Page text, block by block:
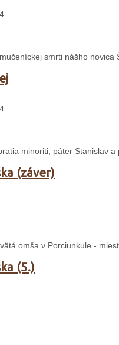
smrti nášho
minoriti, páter Stanislav
(záver)
omša v Porciunkule -
(5.)